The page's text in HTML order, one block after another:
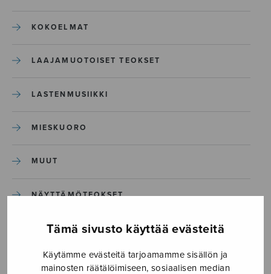
Tämä sivusto käyttää evästeitä
Käytämme evästeitä tarjoamamme sisällön ja
mainosten räätälöimiseen, sosiaalisen median
KOKOELMAT
LAAJAMUOTOISET TEOKSET
LASTENMUSIIKKI
MIESKUORO
MUUT
NÄYTTÄMÖTEOKSET
SEKAKUORO
SOITINKOULUT JA OPPAAT